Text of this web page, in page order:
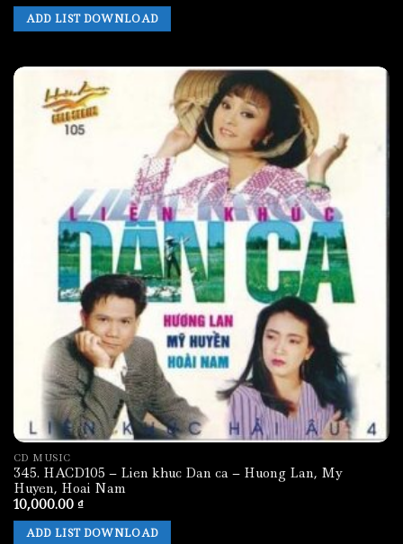
ADD LIST DOWNLOAD
CD MUSIC
345. HACD105 – Lien khuc Dan ca – Huong Lan, My
Huyen, Hoai Nam
10,000.00 ₫
ADD LIST DOWNLOAD